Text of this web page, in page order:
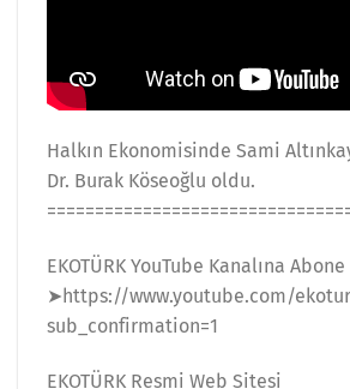
Halkın Ekonomisinde Sami
Dr. Burak Köseoğlu oldu.
EKOTÜRK YouTube Kanalına
➤https://www.youtube.com/
sub_confirmation=1
EKOTÜRK Resmi Web Sitesi